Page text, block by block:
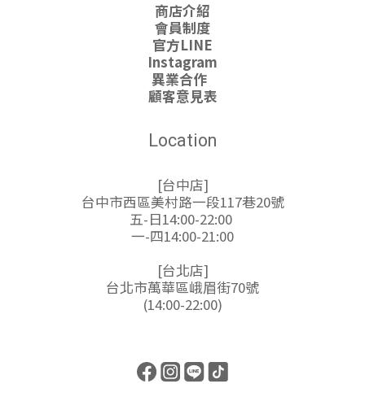
商店介紹
會員制度
官方LINE
Instagram
異業合作
顧客意見表
Location
[台中店]
台中市西區美村路一段117巷20號
五-日14:00-22:00
一-四14:00-21:00
[台北店]
台北市萬華區峨眉街70號
(14:00-22:00)